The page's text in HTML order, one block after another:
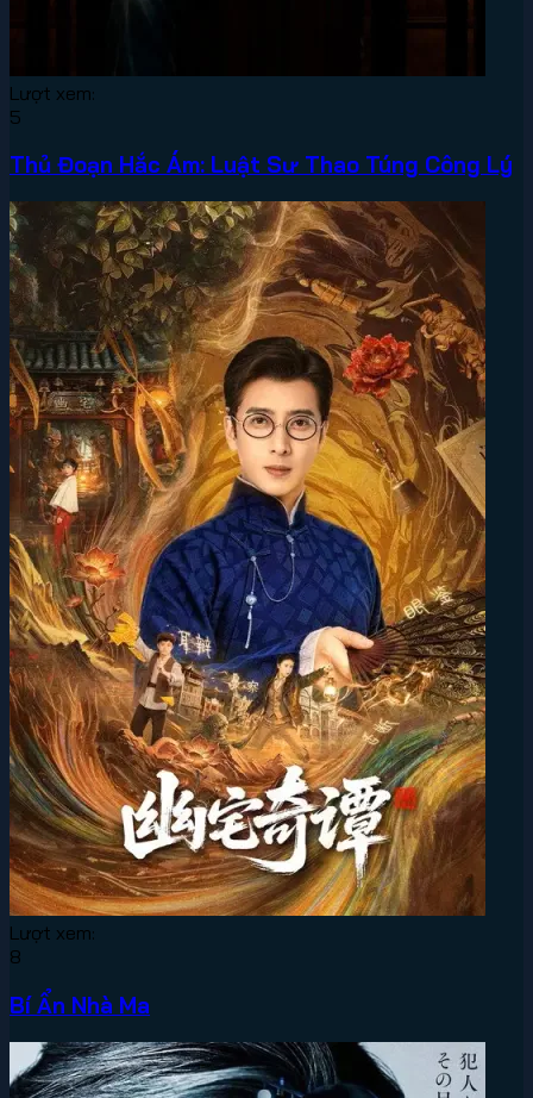
Lượt xem:
5
Thủ Đoạn Hắc Ám: Luật Sư Thao Túng Công Lý
Lượt xem:
8
Bí Ẩn Nhà Ma